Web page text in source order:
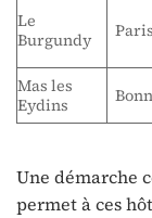
Le
Burgundy
Paris
Mas les
Eydins
Une démarche
permet à ces